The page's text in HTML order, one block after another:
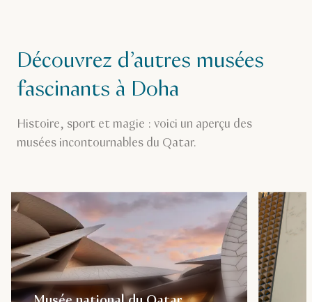
Découvrez d’autres musées
fascinants à Doha
Histoire, sport et magie : voici un aperçu des
musées incontournables du Qatar.